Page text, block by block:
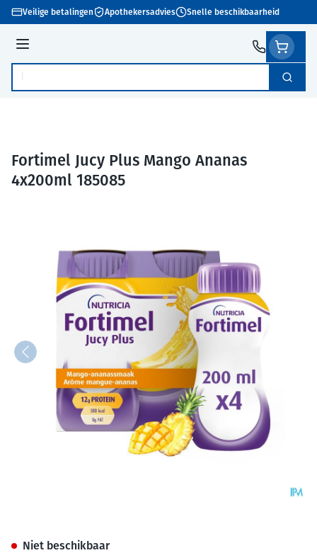
Ga naar de inhoud
Veilige betalingen Apothekersadvies Snelle beschikbaarheid
Menu
Product, merk, categorie... Zoek
Fortimel Jucy Plus Mango Ananas
4x200ml 185085
Niet beschikbaar